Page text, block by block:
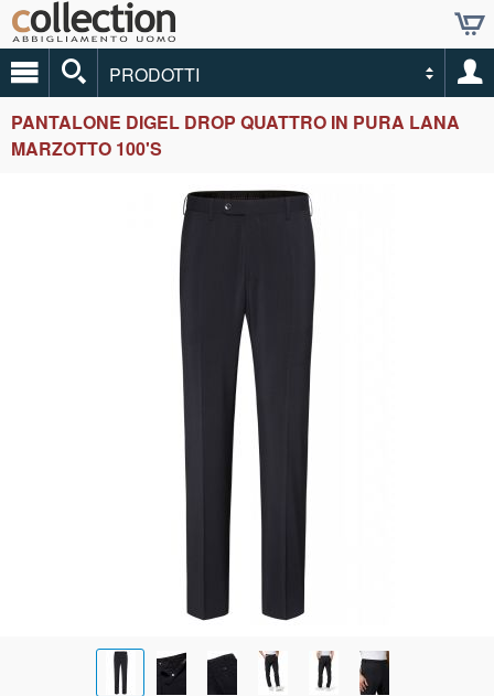
PRODOTTI
PANTALONE DIGEL DROP QUATTRO IN PURA LANA
MARZOTTO 100'S